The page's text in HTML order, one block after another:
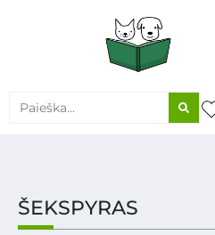
ŠEKSPYRAS